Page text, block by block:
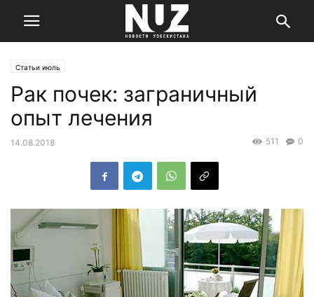
Статьи июль
Рак почек: заграничный
опыт лечения
14.08.2018 0
511